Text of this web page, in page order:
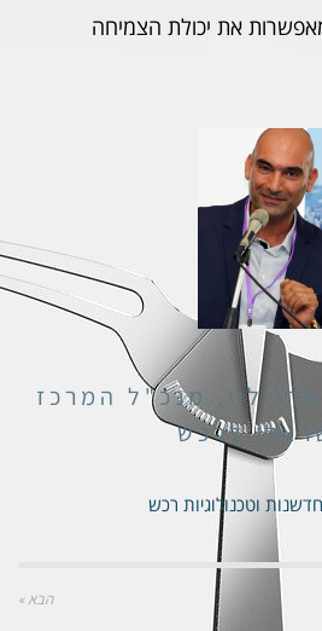
את יכולת הצמיחה
לוי, מנכ"ל המרכז
לרכש
חדשנות וטכנולוגיות רכש
הבא »